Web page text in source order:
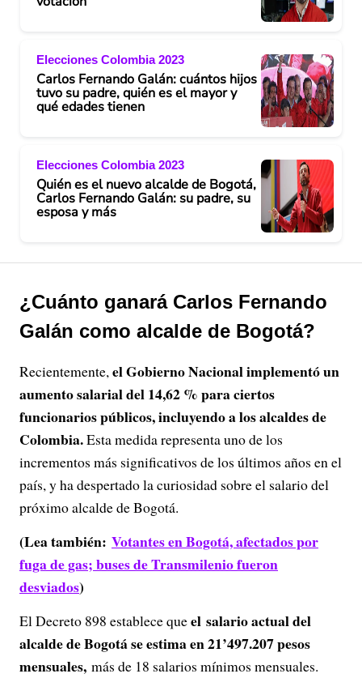
Elecciones Colombia 2023
Carlos Fernando Galán: cuántos hijos
tuvo su padre, quién es el mayor y
qué edades tienen
Elecciones Colombia 2023
Quién es el nuevo alcalde de Bogotá,
Carlos Fernando Galán: su padre, su
esposa y más
¿Cuánto ganará Carlos Fernando
Galán como alcalde de Bogotá?
Recientemente,el Gobierno Nacional implementó un
aumento salarial del 14,62 % para ciertos
funcionarios públicos, incluyendo a los alcaldes de
Colombia.Esta medida representa uno de los
incrementos más significativos de los últimos años en el
país, y ha despertado la curiosidad sobre el salario del
próximo alcalde de Bogotá.
(Lea también: Votantes en Bogotá, afectados por
fuga de gas; buses de Transmilenio fueron
desviados)
El Decreto 898 establece queel salario actual del
alcalde de Bogotá se estima en 21’497.207 pesos
mensuales, más de 18 salarios mínimos mensuales.